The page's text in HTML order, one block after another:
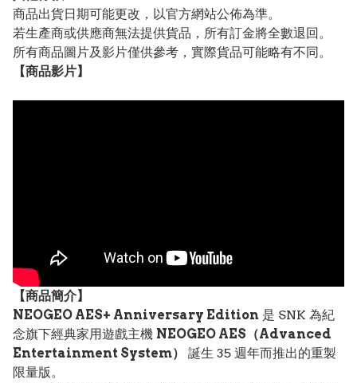
商品出貨日期可能更改，以官方網站公佈為準。
若生產商或供應商無法提供貨品，所有訂金將全數退回。
所有商品圖片及影片僅供參考，實際貨品可能略有不同。
【商品影片】
【商品簡介】
NEOGEO AES+ Anniversary Edition 是 SNK 為紀
念旗下經典家用遊戲主機 NEOGEO AES（Advanced
Entertainment System）
誕生 35 週年而推出的重製
限量版。